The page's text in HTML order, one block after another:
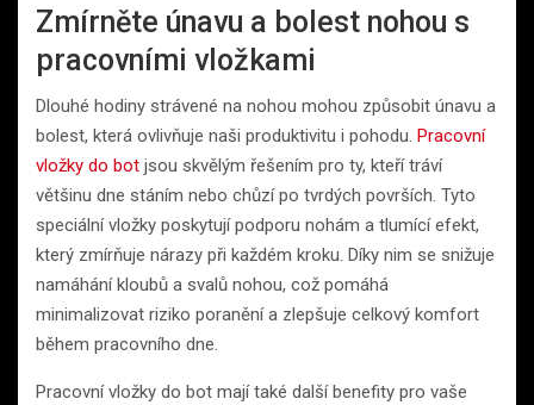
Zmírněte únavu a bolest nohou s
pracovními vložkami
Dlouhé hodiny strávené na nohou mohou způsobit únavu a
bolest, která ovlivňuje naši produktivitu i pohodu. Pracovní
vložky do bot jsou skvělým řešením pro ty, kteří tráví
většinu dne stáním nebo chůzí po tvrdých površích. Tyto
speciální vložky poskytují podporu nohám a tlumící efekt,
který zmírňuje nárazy při každém kroku. Díky nim se snižuje
namáhání kloubů a svalů nohou, což pomáhá
minimalizovat riziko poranění a zlepšuje celkový komfort
během pracovního dne.
Pracovní vložky do bot mají také další benefity pro vaše